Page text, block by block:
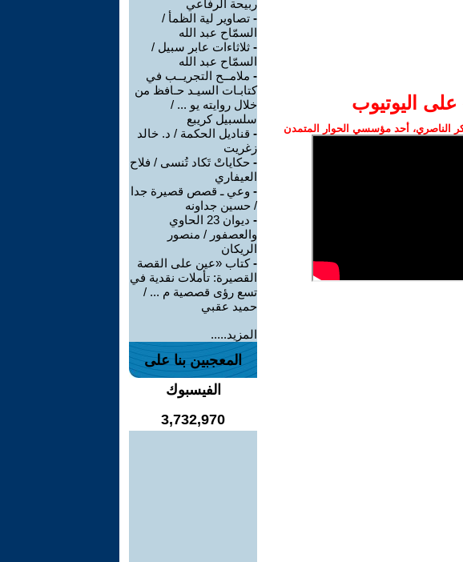
اليوتيوب
الناصري، أحد مؤسسي الحوار المتمدن
ربيحة الرفاعي
- تصاوير لية الظمأ /
السمّاح عبد الله
- ثلاثاءات عابر سبيل /
السمّاح عبد الله
- ملامــح التجريــب في
كتابـات السيـد حـافظ من
خلال روايته يو ... /
سلسبيل كريبع
- قناديل الحكمة / د. خالد
زغريت
- حكاياتْ تَكاد تُنسى / فلاح
العيفاري
- وعي ـ قصص قصيرة جدا
/ حسين جداونه
-
ديوان 23 الحاوي
والعصفور / منصور
الريكان
-كتاب «عين على القصة
القصيرة: تأملات نقدية في
تسع رؤى قصصية م ... /
حميد عقبي
المزيد.....
المعجبين بنا على
الفيسبوك
3,732,970